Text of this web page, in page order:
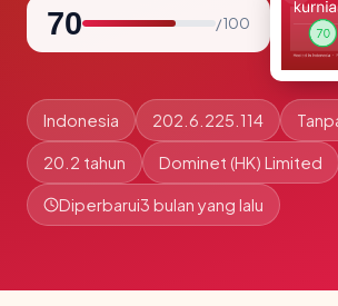
70 / 100
Indonesia 202.6.225.114
20.2 tahun Dominet (HK) Limited
Diperbarui3 bulan yang lalu